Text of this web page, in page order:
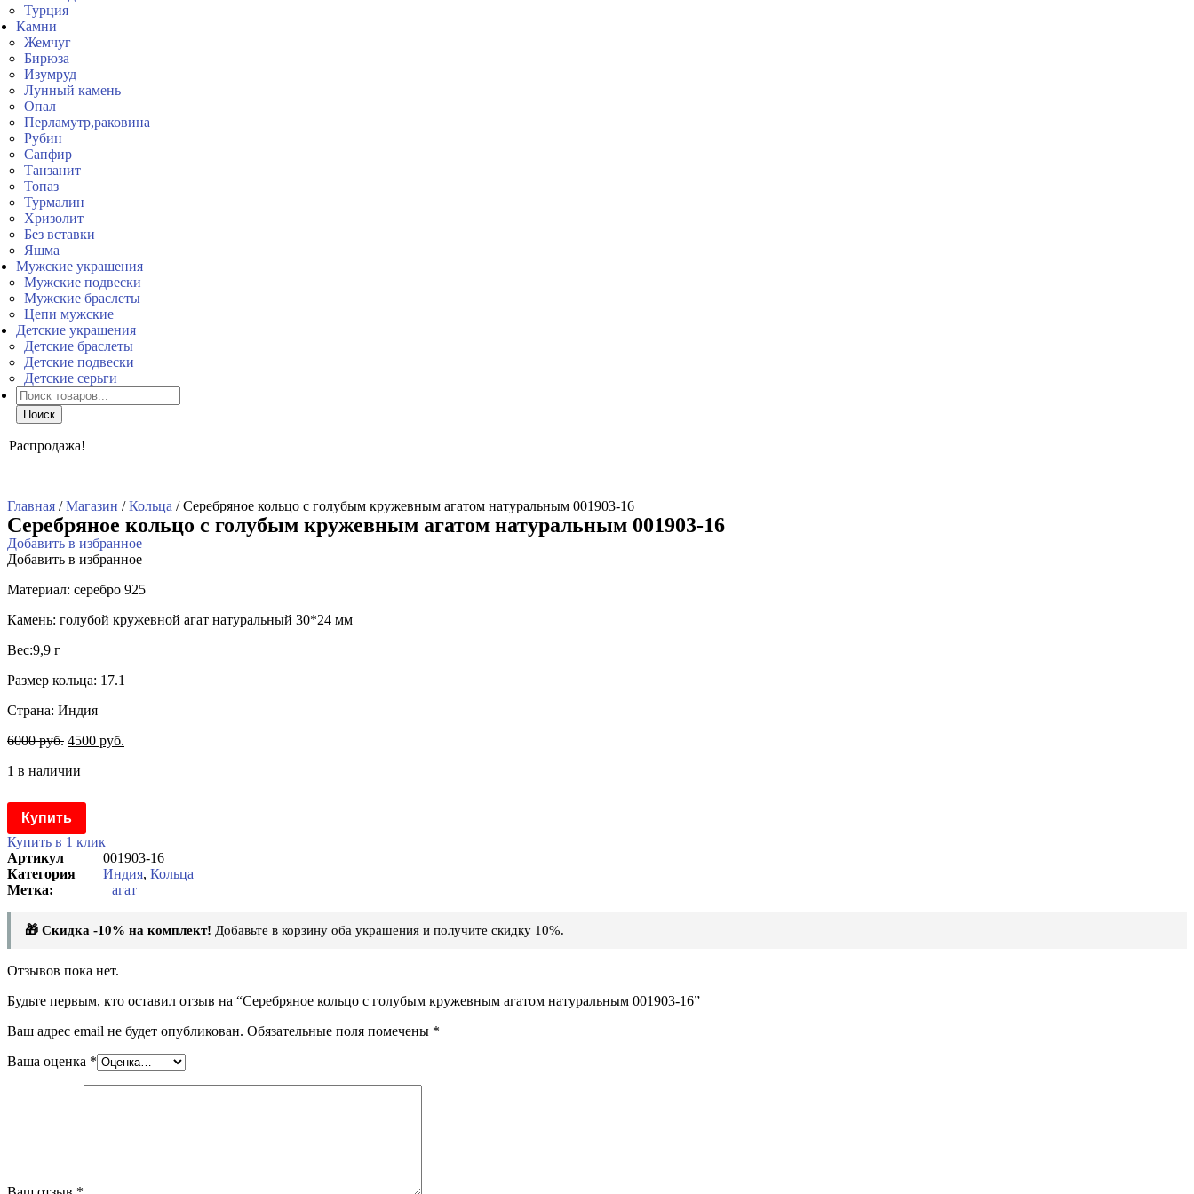
Турция
Камни
Жемчуг
Бирюза
Изумруд
Лунный камень
Опал
Перламутр,раковина
Рубин
Сапфир
Танзанит
Топаз
Турмалин
Хризолит
Без вставки
Яшма
Мужские украшения
Мужские подвески
Мужские браслеты
Цепи мужские
Детские украшения
Детские браслеты
Детские подвески
Детские серьги
Поиск
товаров
Поиск
Распродажа!
Главная /Магазин /Кольца / Серебряное кольцо с голубым кружевным агатом натуральным 001903-16
Серебряное кольцо с голубым кружевным агатом натуральным 001903-16
Добавить в избранное
Добавить в избранное
Материал: серебро 925
Камень: голубой кружевной агат натуральный 30*24 мм
Вес:9,9 г
Размер кольца: 17.1
Страна: Индия
6000руб. 4500 руб.
1 в наличии
Купить
Купить в 1 клик
Артикул
001903-16
Категория
Индия, Кольца
агат
🎁 Скидка -10% на комплект! Добавьте в корзину оба украшения и получите скидку 10%.
Отзывов пока нет.
Будьте первым, кто оставил отзыв на “Серебряное кольцо с голубым кружевным агатом натуральным 001903-16”
Ваш адрес email не будет опубликован. Обязательные поля помечены *
Ваша оценка *